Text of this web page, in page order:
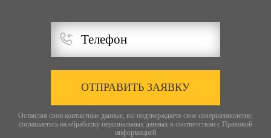
ОТПРАВИТЬ ЗАЯВКУ
Оставляя свои контактные данные, вы подтверждаете свое совершеннолетие,
соглашаетесь на обработку персональных данных в соответствии с Правовой
информацией